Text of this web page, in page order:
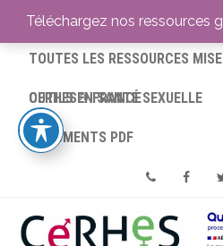
ACCUEIL
TOUTES LES RESSOURCES
CERHES® FRANCE
OUTILS EN SANTÉ SEXUELLE
DOCUMENTS PDF
Phone
Téléchargez nos ressources